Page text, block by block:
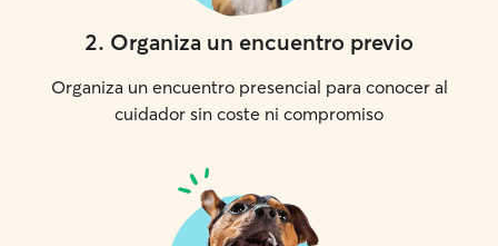
2. Organiza un encuentro previo
Organiza un encuentro presencial para conocer al
cuidador sin coste ni compromiso